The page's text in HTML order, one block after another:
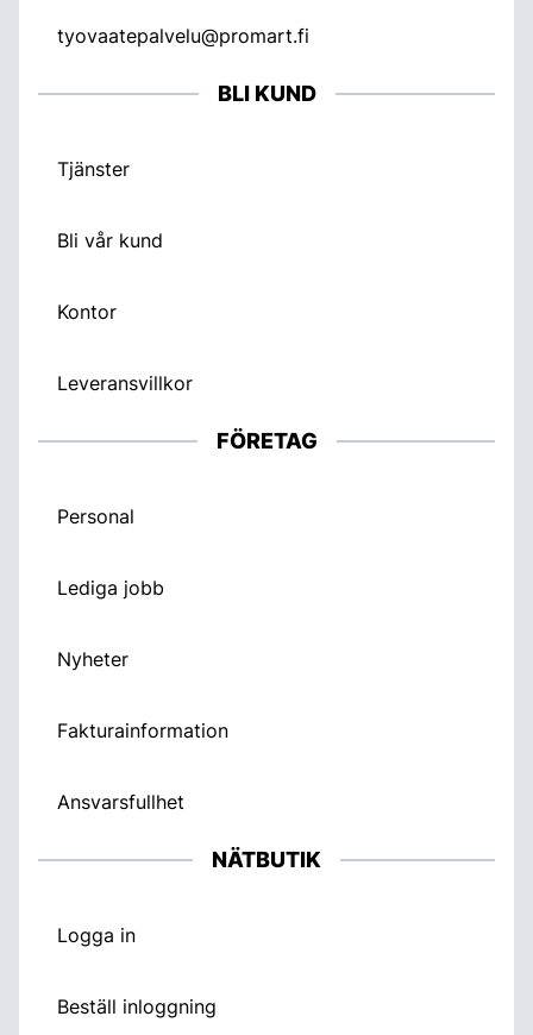
tyovaatepalvelu@promart.fi
BLI KUND
Tjänster
Bli vår kund
Kontor
Leveransvillkor
FÖRETAG
Personal
Lediga jobb
Nyheter
Fakturainformation
Ansvarsfullhet
NÄTBUTIK
Logga in
Beställ inloggning